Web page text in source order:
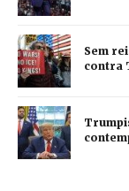
Sem
contra